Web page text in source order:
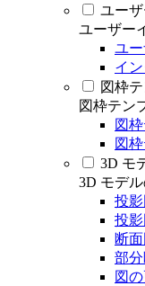
ユー
ユーザー
ユ
イ
図枠
図枠テン
図
図
3D モ
3D モデ
投
投
断面
部
図